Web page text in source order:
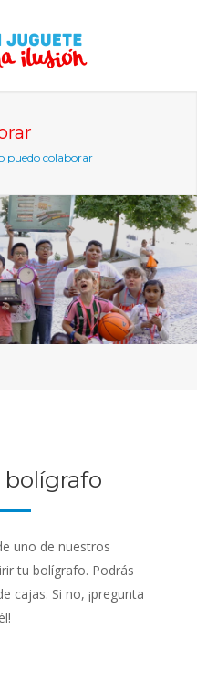
puedo colaborar
uno de nuestros
tu bolígrafo. Podrás
cajas. Si no, ¡pregunta